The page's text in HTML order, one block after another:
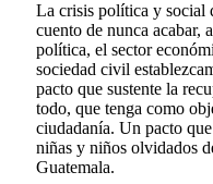
La crisis política y social
cuento de nunca acabar,
política, el sector
sociedad civil
pacto que sustente la
todo, que tenga como
ciudadanía. Un pacto
niñas y niños olvidados
Guatemala.